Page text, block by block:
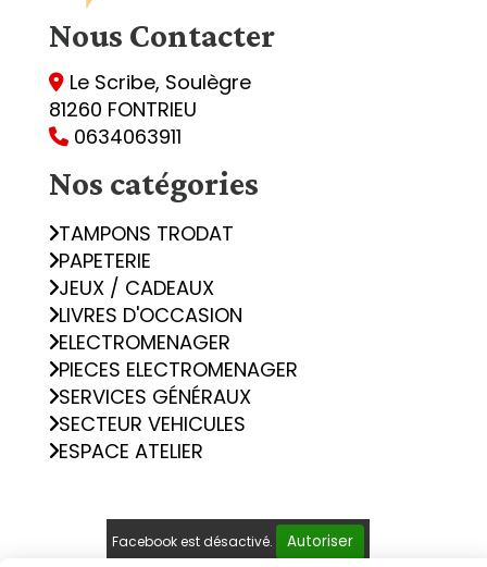
Nous Contacter
 Le Scribe, Soulègre
81260 FONTRIEU
 0634063911
Nos catégories
TAMPONS TRODAT
PAPETERIE
JEUX / CADEAUX
LIVRES D'OCCASION
ELECTROMENAGER
PIECES ELECTROMENAGER
SERVICES GÉNÉRAUX
SECTEUR VEHICULES
ESPACE ATELIER
Facebook est désactivé. Autoriser